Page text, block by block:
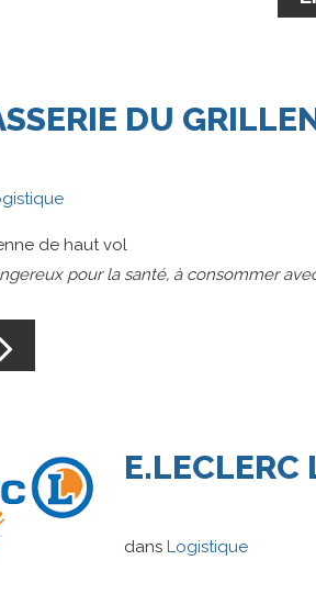
DU
de haut vol
pour la santé, à consommer
E.LECLERC
dans Logistique